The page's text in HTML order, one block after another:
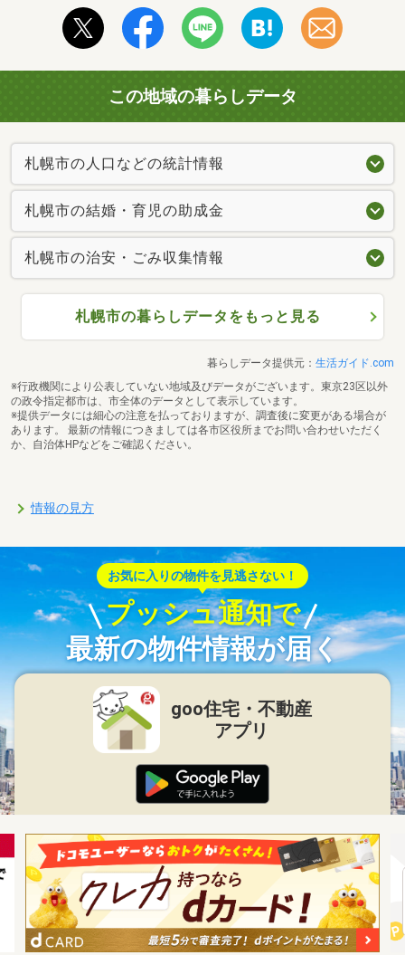
この地域の暮らしデータ
札幌市の人口などの統計情報
札幌市の結婚・育児の助成金
札幌市の治安・ごみ収集情報
札幌市の暮らしデータをもっと見る
暮らしデータ提供元： 生活ガイド.com
※行政機関により公表していない地域及びデータがございます。東京23区以外
の政令指定都市は、市全体のデータとして表示しています。
※提供データには細心の注意を払っておりますが、調査後に変更がある場合が
あります。 最新の情報につきましては各市区役所までお問い合わせいただく
か、自治体HPなどをご確認ください。
情報の見方
お気に入りの物件を見逃さない！
プッシュ通知で
最新の物件情報が届く
goo住宅・不動産
アプリ